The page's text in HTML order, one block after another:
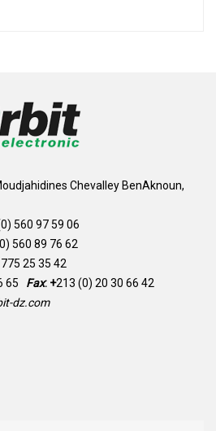
Chevalley BenAknoun,
560 97 59 06
560 89 76 62
25 35 42
65 Fax: +213 (0) 20 30 66 42
dz.com